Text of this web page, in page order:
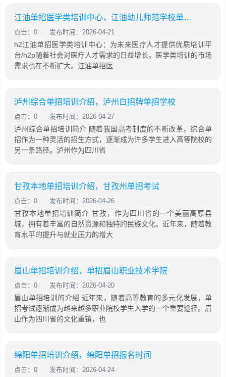
江油单招医学类培训中心，江油幼儿师范学校单招分数线
点击：0 发布时间：2026-04-21
h2江油单招医学类培训中心：为未来医疗人才提供优质培训平
台/h2p随着社会对医疗人才需求的日益增长，医学类培训的市场
需求也在不断扩大。江油单招医
泸州综合单招培训介绍，泸州白招牌单招学校
点击：0 发布时间：2026-04-27
泸州综合单招培训简介 随着我国高考制度的不断改革，综合单
招作为一种灵活的招生方式，逐渐成为许多学生进入高等院校的
另一条路径。泸州作为四川省
甘孜本地单招培训介绍，甘孜州单招考试
点击：0 发布时间：2026-04-26
甘孜本地单招培训简介 甘孜，作为四川省的一个美丽高原县
城，拥有着丰富的自然资源和独特的民族文化。近年来，随着教
育水平的提升与就业压力的增大
眉山单招培训介绍，单招眉山职业技术学院
点击：0 发布时间：2026-04-20
眉山单招培训的介绍 近年来，随着高等教育的多元化发展，单
招考试逐渐成为越来越多职业院校学生入学的一个重要途径。眉
山作为四川省的文化重镇，也
绵阳单招培训介绍，绵阳单招报名时间
点击：0 发布时间：2026-04-24